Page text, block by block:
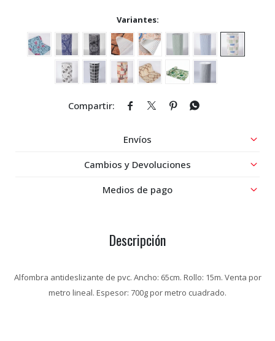
Variantes:
   
Envíos
Cambios y Devoluciones
Medios de pago
Descripción
Alfombra antideslizante de pvc. Ancho: 65cm. Rollo: 15m. Venta por
metro lineal. Espesor: 700g por metro cuadrado.